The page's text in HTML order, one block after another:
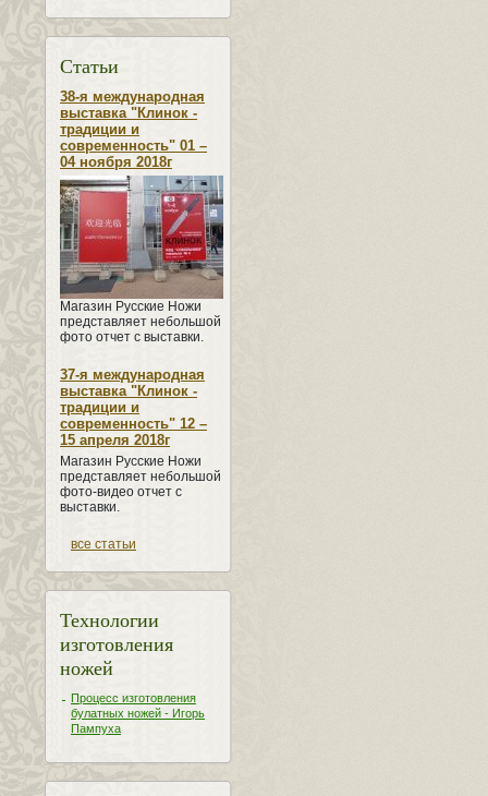
Статьи
38-я международная
выставка "Клинок -
традиции и
современность" 01 –
04 ноября 2018г
Магазин Русские Ножи
представляет небольшой
фото отчет с выставки.
37-я международная
выставка "Клинок -
традиции и
современность" 12 –
15 апреля 2018г
Магазин Русские Ножи
представляет небольшой
фото-видео отчет с
выставки.
все статьи
Технологии
изготовления
ножей
Процесс изготовления
булатных ножей - Игорь
Пампуха